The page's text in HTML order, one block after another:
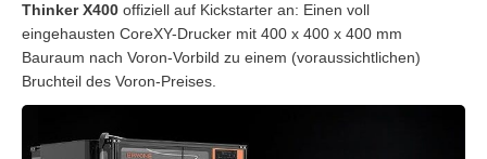
Thinker X400 offiziell auf Kickstarter an: Einen voll
eingehausten CoreXY-Drucker mit 400 x 400 x 400 mm
Bauraum nach Voron-Vorbild zu einem (voraussichtlichen)
Bruchteil des Voron-Preises.